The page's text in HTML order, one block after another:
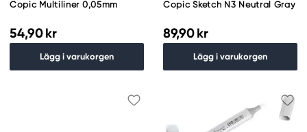
Copic Multiliner 0,05mm
54,90 kr
Lägg i varukorgen
Copic Sketch N3 Neutral Gray
89,90 kr
Lägg i varukorgen